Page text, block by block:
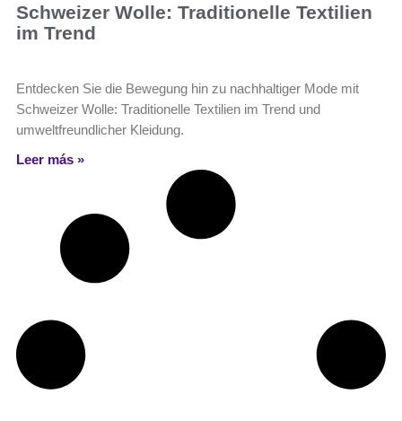
Schweizer Wolle: Traditionelle Textilien
im Trend
Entdecken Sie die Bewegung hin zu nachhaltiger Mode mit
Schweizer Wolle: Traditionelle Textilien im Trend und
umweltfreundlicher Kleidung.
Leer más »